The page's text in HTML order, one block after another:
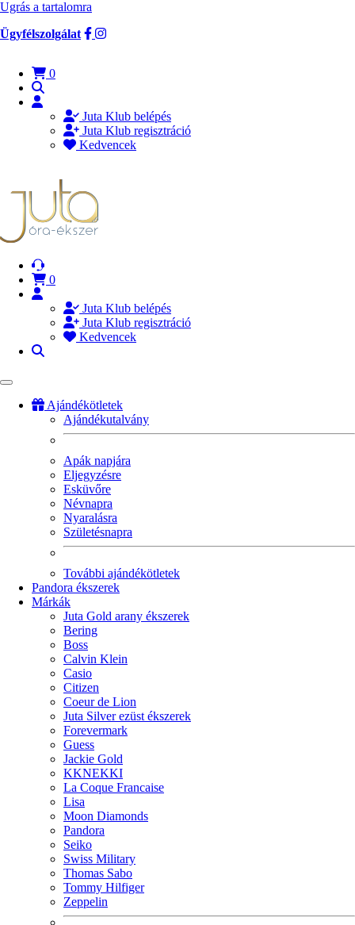
Ugrás a tartalomra
Ügyfélszolgálat
0
Juta Klub belépés
Juta Klub regisztráció
Kedvencek
0
Juta Klub belépés
Juta Klub regisztráció
Kedvencek
Ajándékötletek
Ajándékutalvány
Apák napjára
Eljegyzésre
Esküvőre
Névnapra
Nyaralásra
Születésnapra
További ajándékötletek
Pandora ékszerek
Márkák
Juta Gold arany ékszerek
Bering
Boss
Calvin Klein
Casio
Citizen
Coeur de Lion
Juta Silver ezüst ékszerek
Forevermark
Guess
Jackie Gold
KKNEKKI
La Coque Francaise
Lisa
Moon Diamonds
Pandora
Seiko
Swiss Military
Thomas Sabo
Tommy Hilfiger
Zeppelin